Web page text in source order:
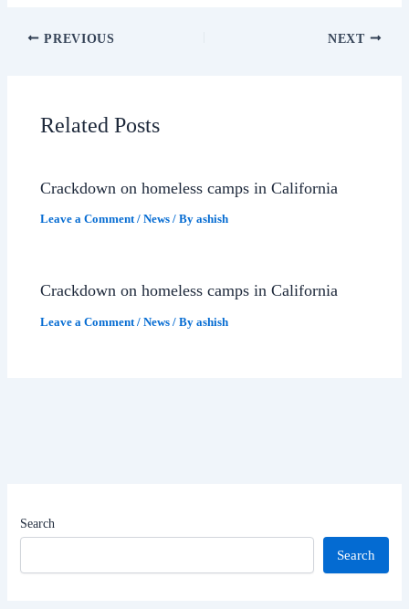
PREVIOUS NEXT
Related Posts
Crackdown on homeless camps in California
Leave a Comment /News / Byashish
Crackdown on homeless camps in California
Leave a Comment /News / Byashish
Search
Search